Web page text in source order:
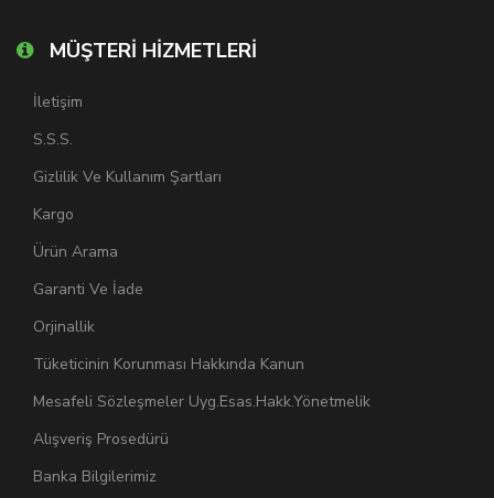
MÜŞTERİ HİZMETLERİ
İletişim
S.S.S.
Gizlilik Ve Kullanım Şartları
Kargo
Ürün Arama
Garanti Ve İade
Orjinallik
Tüketicinin Korunması Hakkında Kanun
Mesafeli Sözleşmeler Uyg.Esas.Hakk.Yönetmelik
Alışveriş Prosedürü
Banka Bilgilerimiz